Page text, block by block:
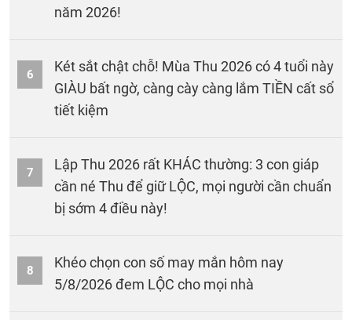
năm 2026!
6
Két sắt chật chỗ! Mùa Thu 2026 có 4 tuổi này
GIÀU bất ngờ, càng cày càng lắm TIỀN cất sổ
tiết kiệm
7
Lập Thu 2026 rất KHÁC thường: 3 con giáp
cần né Thu để giữ LỘC, mọi người cần chuẩn
bị sớm 4 điều này!
8
Khéo chọn con số may mắn hôm nay
5/8/2026 đem LỘC cho mọi nhà